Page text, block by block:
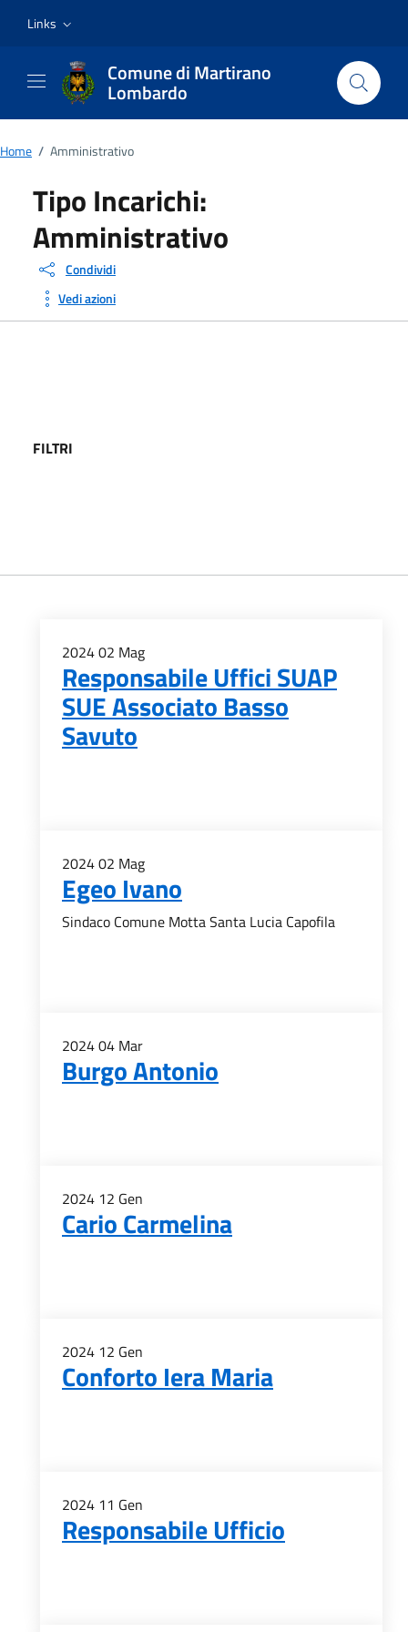
Links
Comune di Martirano
Lombardo
Home / Amministrativo
Tipo Incarichi:
Amministrativo
Condividi
Vedi azioni
FILTRI
202402 Mag
Responsabile Uffici SUAP
SUE Associato Basso
Savuto
202402 Mag
Egeo Ivano
Sindaco Comune Motta Santa Lucia Capofila
202404 Mar
Burgo Antonio
2024 12 Gen
Cario Carmelina
2024 12 Gen
Conforto Iera Maria
2024 11 Gen
Responsabile Ufficio